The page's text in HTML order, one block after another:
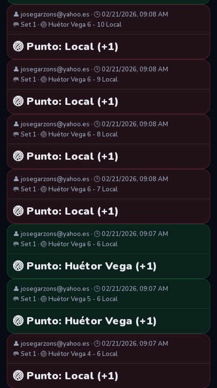
👤 josegarzons@yahoo.es · 🕒 02/21/2026, 09:08 AM
🥅 Set 1 · 🏐 Huétor Vega 6 - 10 Local
🏐 Punto: Local (+1)
👤 josegarzons@yahoo.es · 🕒 02/21/2026, 09:08 AM
🥅 Set 1 · 🏐 Huétor Vega 6 - 9 Local
🏐 Punto: Local (+1)
👤 josegarzons@yahoo.es · 🕒 02/21/2026, 09:08 AM
🥅 Set 1 · 🏐 Huétor Vega 6 - 8 Local
🏐 Punto: Local (+1)
👤 josegarzons@yahoo.es · 🕒 02/21/2026, 09:08 AM
🥅 Set 1 · 🏐 Huétor Vega 6 - 7 Local
🏐 Punto: Local (+1)
👤 josegarzons@yahoo.es · 🕒 02/21/2026, 09:07 AM
🥅 Set 1 · 🏐 Huétor Vega 6 - 6 Local
🏐 Punto: Huétor Vega (+1)
👤 josegarzons@yahoo.es · 🕒 02/21/2026, 09:07 AM
🥅 Set 1 · 🏐 Huétor Vega 5 - 6 Local
🏐 Punto: Huétor Vega (+1)
👤 josegarzons@yahoo.es · 🕒 02/21/2026, 09:07 AM
🥅 Set 1 · 🏐 Huétor Vega 4 - 6 Local
🏐 Punto: Local (+1)